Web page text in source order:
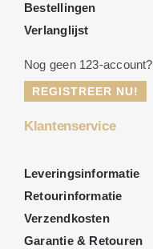
Bestellingen
Verlanglijst
Nog geen 123-account?
REGISTREER NU!
Klantenservice
Leveringsinformatie
Retourinformatie
Verzendkosten
Garantie & Retouren